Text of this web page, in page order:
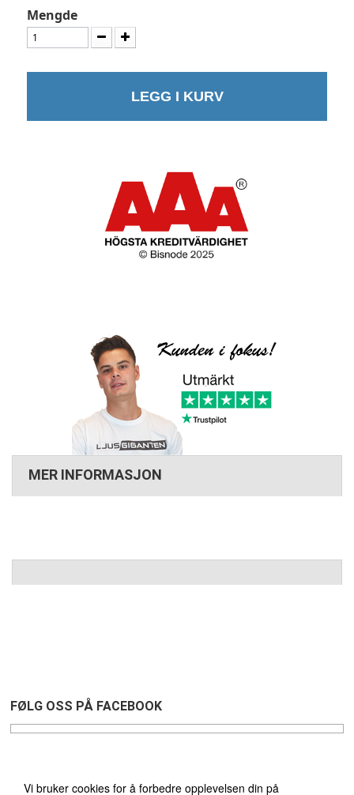
Vi bruker cookies for å forbedre opplevelsen din på
Mengde
LEGG I KURV
MER INFORMASJON
FØLG OSS PÅ FACEBOOK